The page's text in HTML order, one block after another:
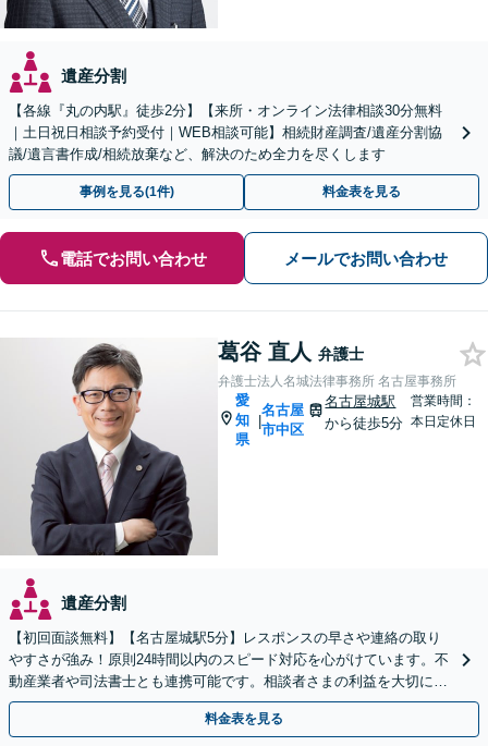
遺産分割
【各線『丸の内駅』徒歩2分】【来所・オンライン法律相談30分無料
｜土日祝日相談予約受付｜WEB相談可能】相続財産調査/遺産分割協
議/遺言書作成/相続放棄など、解決のため全力を尽くします
事例を見る(1件) 料金表を見る
電話でお問い合わせ メールでお問い合わせ
葛谷 直人 弁護士
弁護士法人名城法律事務所 名古屋事務所
愛
知
県
|
名古屋
市中区
名古屋城駅
から徒歩5分
営業時間：
本日定休日
遺産分割
【初回面談無料】【名古屋城駅5分】レスポンスの早さや連絡の取り
やすさが強み！原則24時間以内のスピード対応を心がけています。不
動産業者や司法書士とも連携可能です。相談者さまの利益を大切にい
たします。【完全個室】
料金表を見る